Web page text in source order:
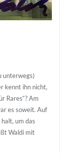
unterwegs)
kennt ihn nicht,
Rares“? Am
es soweit. Auf
um das
Waldi mit